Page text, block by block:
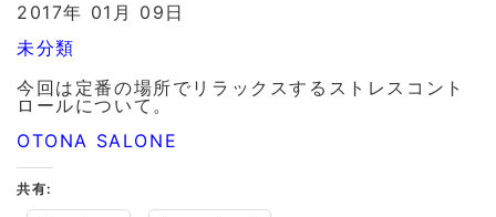
2017年 01月 09日
未分類
今回は定番の場所でリラックスするストレスコント
ロールについて。
OTONA SALONE
共有: